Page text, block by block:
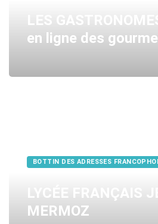
LES
en ligne des
BOTTIN DES ADRESSES
LYCÉE FRANÇAIS
MERMOZ